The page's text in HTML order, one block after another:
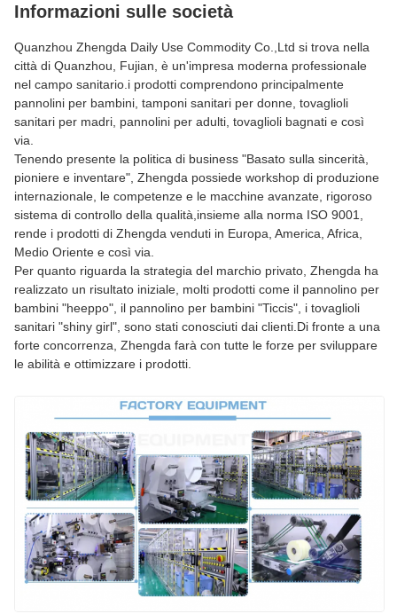
Informazioni sulle società
Quanzhou Zhengda Daily Use Commodity Co.,Ltd si trova nella
città di Quanzhou, Fujian, è un'impresa moderna professionale
nel campo sanitario.i prodotti comprendono principalmente
pannolini per bambini, tamponi sanitari per donne, tovaglioli
sanitari per madri, pannolini per adulti, tovaglioli bagnati e così
via.
Tenendo presente la politica di business "Basato sulla sincerità,
pioniere e inventare", Zhengda possiede workshop di produzione
internazionale, le competenze e le macchine avanzate, rigoroso
sistema di controllo della qualità,insieme alla norma ISO 9001,
rende i prodotti di Zhengda venduti in Europa, America, Africa,
Medio Oriente e così via.
Per quanto riguarda la strategia del marchio privato, Zhengda ha
realizzato un risultato iniziale, molti prodotti come il pannolino per
bambini "heeppo", il pannolino per bambini "Ticcis", i tovaglioli
sanitari "shiny girl", sono stati conosciuti dai clienti.Di fronte a una
forte concorrenza, Zhengda farà con tutte le forze per sviluppare
le abilità e ottimizzare i prodotti.